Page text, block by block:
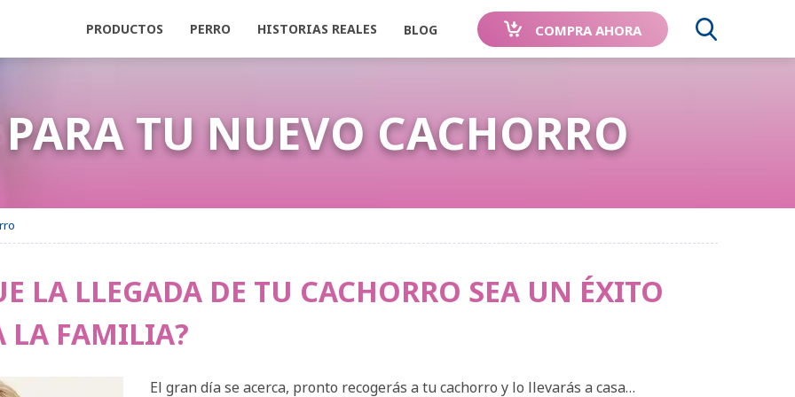
PRODUCTOS
PORTAFOLIO
PERRO
AYUDAR A MI PERRO CON
EN CASA
DESCONOCIDOS
HISTORIAS REALES
TESTIMONIALES
HISTORIA
POR
PERROS DE
MUNDO
BLOG COMPRA AHORA
TU NUEVO CACHORRO
LA LLEGADA DE TU CACHORRO SEA UN ÉXITO
LA FAMILIA?
El gran día se acerca, pronto recogerás a tu cachorro y lo llevarás a casa…